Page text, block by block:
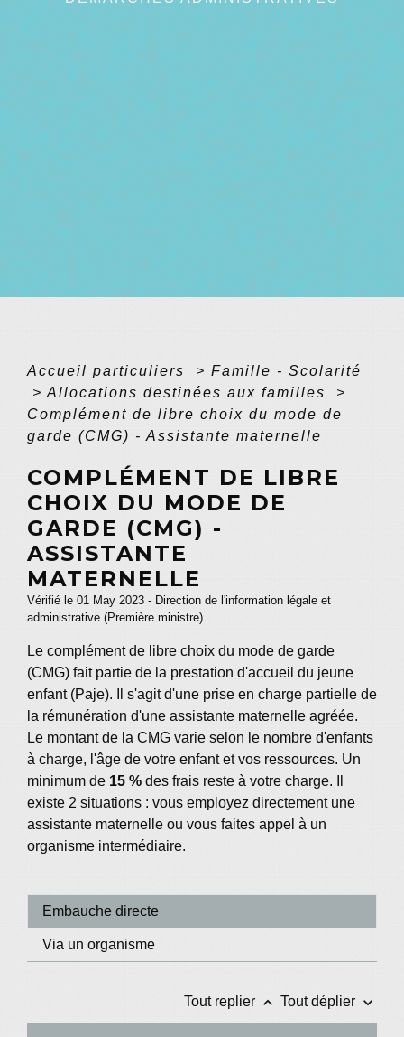
Accueil particuliers > Famille - Scolarité
> Allocations destinées aux familles
>
Complément de libre choix du mode de
garde (CMG) - Assistante maternelle
COMPLÉMENT DE LIBRE
CHOIX DU MODE DE
GARDE (CMG) -
ASSISTANTE
MATERNELLE
Vérifié le 01 May 2023 - Direction de l'information légale et
administrative (Première ministre)
Le complément de libre choix du mode de garde
(CMG) fait partie de la prestation d'accueil du jeune
enfant (Paje). Il s'agit d'une prise en charge partielle de
la rémunération d'une assistante maternelle agréée.
Le montant de la CMG varie selon le nombre d'enfants
à charge, l'âge de votre enfant et vos ressources. Un
minimum de 15 % des frais reste à votre charge. Il
existe 2 situations : vous employez directement une
assistante maternelle ou vous faites appel à un
organisme intermédiaire.
Embauche directe
Via un organisme
Tout replier keyboard_arrow_up Tout déplier keyboard_arrow_down